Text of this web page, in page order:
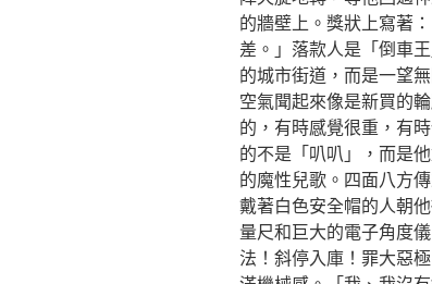
的牆壁上。獎狀上寫著
差。」落款人是「倒車
的城市街道，而是一望
空氣聞起來像是新買的
的，有時感覺很重，有
的不是「叭叭」，而是
的魔性兒歌。四面八方
戴著白色安全帽的人朝
量尺和巨大的電子角度
法！斜停入庫！罪大惡